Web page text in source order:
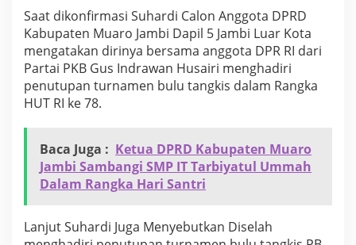
r
s
a
m
G
n
d
r
a
a
n
Saat dikonfirmasi Suhardi Calon Anggota DPRD
Kabupaten Muaro Jambi Dapil 5 Jambi Luar Kota
mengatakan dirinya bersama anggota DPR RI dari
Partai PKB Gus Indrawan Husairi menghadiri
penutupan turnamen bulu tangkis dalam Rangka
HUT RI ke 78.
Baca Juga : Ketua DPRD Kabupaten Muaro
Jambi Sambangi SMP IT Tarbiyatul Ummah
Dalam Rangka Hari Santri
Lanjut Suhardi Juga Menyebutkan Diselah